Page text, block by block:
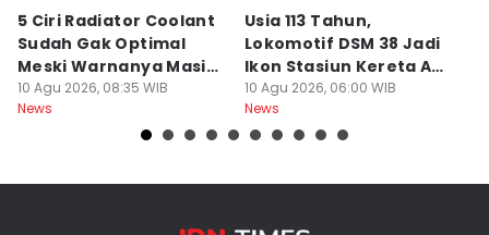
5 Ciri Radiator Coolant
Sudah Gak Optimal
Meski Warnanya Masih
Jernih
10 Agu 2026, 08:35 WIB
News
Usia 113 Tahun,
Lokomotif DSM 38 Jadi
Ikon Stasiun Kereta Api
Medan
10 Agu 2026, 06:00 WIB
News